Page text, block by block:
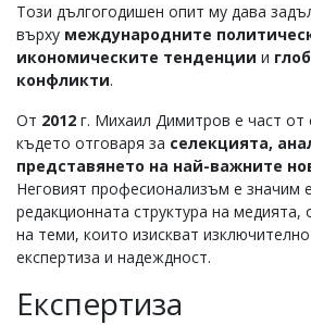
редактор:
Иван
Колев,
email:
office@flagman.bg
Коментарите
под
статиите
се
въвеждат
от
и
не
Този дългогодишен опит му дава
върху международните
икономическите тенденции и
конфликти.
От 2012 г. Михаил Димитров е част от
където отговаря за селекцията,
представянето на най-важните
Неговият професионализъм е значим
редакционната структура на медията,
на теми, които изискват
експертиза и надеждност.
Експертиза